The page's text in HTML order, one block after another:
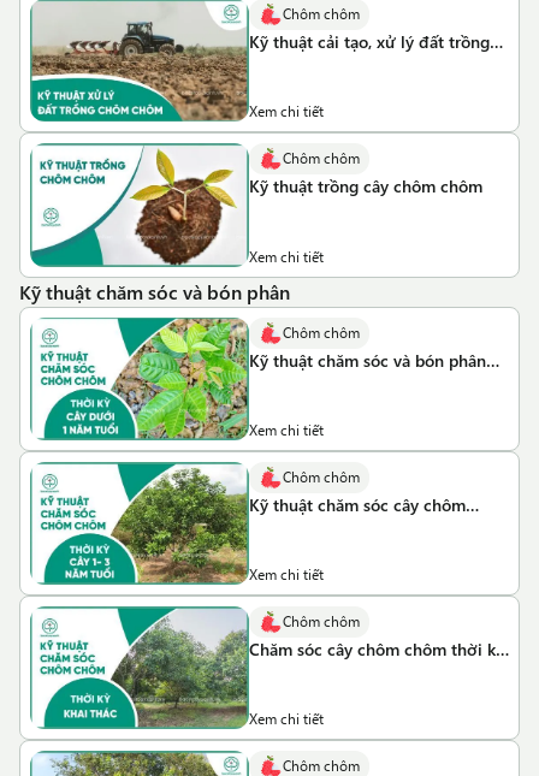
Chôm chôm
Kỹ thuật cải tạo, xử lý đất trồng
Xem chi tiết
Chôm chôm
Kỹ thuật trồng cây chôm chôm
Xem chi tiết
Kỹ thuật chăm sóc và bón phân
Chôm chôm
Kỹ thuật chăm sóc và bón phân
Xem chi tiết
Chôm chôm
Kỹ thuật chăm sóc cây chôm
Xem chi tiết
Chôm chôm
Chăm sóc cây chôm chôm thời kỳ
Xem chi tiết
Chôm chôm